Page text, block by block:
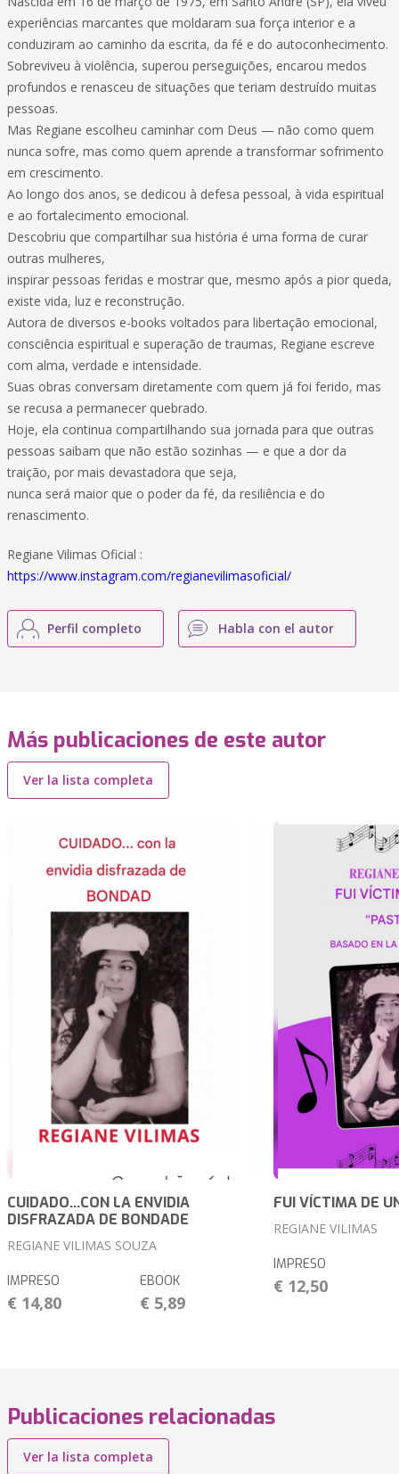
experiências marcantes que moldaram sua força interior e a
conduziram ao caminho da escrita, da fé e do autoconhecimento.
Sobreviveu à violência, superou perseguições, encarou medos
profundos e renasceu de situações que teriam destruído muitas
pessoas.
Mas Regiane escolheu caminhar com Deus — não como quem
nunca sofre, mas como quem aprende a transformar sofrimento
em crescimento.
Ao longo dos anos, se dedicou à defesa pessoal, à vida espiritual
e ao fortalecimento emocional.
Descobriu que compartilhar sua história é uma forma de curar
outras mulheres,
inspirar pessoas feridas e mostrar que, mesmo após a pior queda,
existe vida, luz e reconstrução.
Autora de diversos e-books voltados para libertação emocional,
consciência espiritual e superação de traumas, Regiane escreve
com alma, verdade e intensidade.
Suas obras conversam diretamente com quem já foi ferido, mas
se recusa a permanecer quebrado.
Hoje, ela continua compartilhando sua jornada para que outras
pessoas saibam que não estão sozinhas — e que a dor da
traição, por mais devastadora que seja,
nunca será maior que o poder da fé, da resiliência e do
renascimento.
Regiane Vilimas Oficial :
https://www.instagram.com/regianevilimasoficial/
Perfil completo Habla con el autor
Más publicaciones de este autor
Ver la lista completa
CUIDADO...CON LA ENVIDIA
DISFRAZADA DE BONDADE
REGIANE VILIMAS SOUZA
IMPRESO
€ 14,80
EBOOK
€ 5,89
FUI VÍCTIMA DE
REGIANE VILIMAS
IMPRESO
€ 12,50
Publicaciones relacionadas
Ver la lista completa